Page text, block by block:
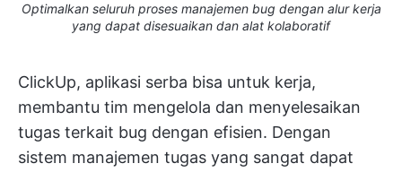
Optimalkan seluruh proses manajemen bug dengan alur kerja
yang dapat disesuaikan dan alat kolaboratif
ClickUp, aplikasi serba bisa untuk kerja,
membantu tim mengelola dan menyelesaikan
tugas terkait bug dengan efisien. Dengan
sistem manajemen tugas yang sangat dapat